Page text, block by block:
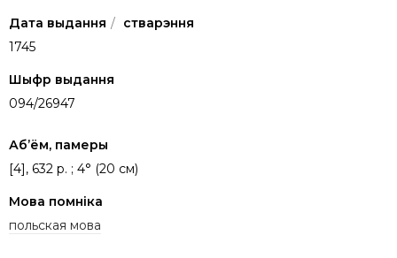
Дата выдання / стварэння
1745
Шыфр выдання
094/26947
Аб’ём, памеры
[4], 632 p. ; 4° (20 см)
Мова помніка
польская мова